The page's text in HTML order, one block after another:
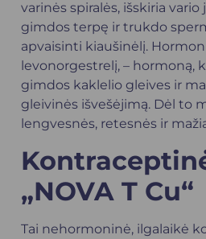
varinės spiralės, išskiria
gimdos terpę ir trukdo
apvaisinti kiaušinėlį.
levonorgestrelį, – hormoną,
gimdos kaklelio gleives ir
gleivinės išvešėjimą. Dėl to
lengvesnės, retesnės ir
„NOVA T Cu“
Tai nehormoninė, ilgalaikė